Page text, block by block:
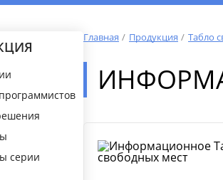
серии
Главная Продукция Табло